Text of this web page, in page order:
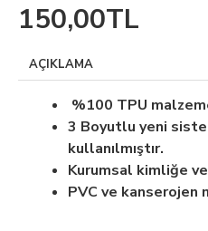
150,00TL
AÇIKLAMA
%100 TPU
3 Boyutlu yeni
kullanılmıştır.
Kurumsal kimliğe
PVC ve kanserojen